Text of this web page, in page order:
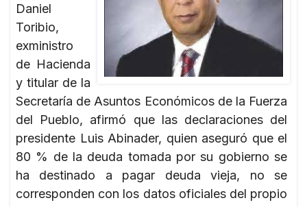
Daniel
Toribio,
exministro
de Hacienda
y titular de la
Secretaría de Asuntos Económicos de la Fuerza
del Pueblo, afirmó que las declaraciones del
presidente Luis Abinader, quien aseguró que el
80 % de la deuda tomada por su gobierno se
ha destinado a pagar deuda vieja, no se
corresponden con los datos oficiales del propio